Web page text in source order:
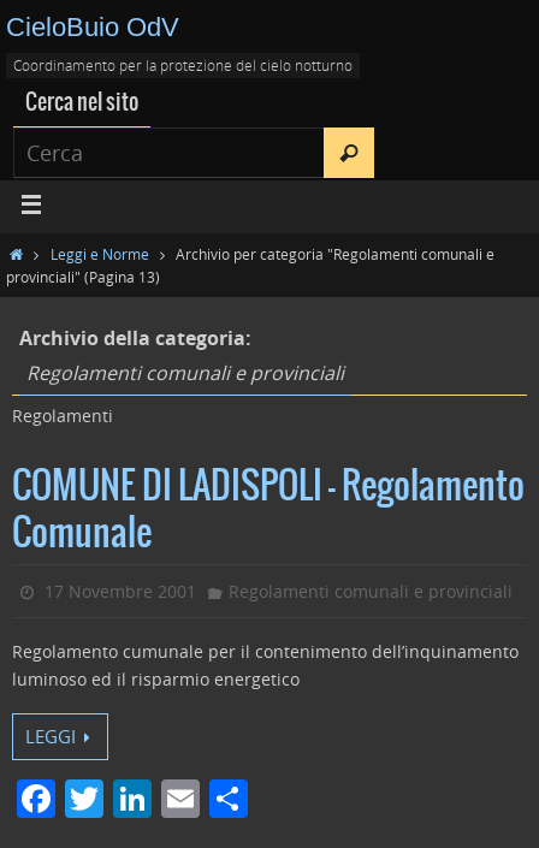
CieloBuio OdV
Coordinamento per la protezione del cielo notturno
Cerca nel sito
Leggi e Norme
Archivio per categoria "Regolamenti comunali e
provinciali" (Pagina 13)
Archivio della categoria:
Regolamenti comunali e provinciali
Regolamenti
COMUNE DI LADISPOLI – Regolamento
Comunale
17 Novembre 2001 Regolamenti comunali e provinciali
Regolamento cumunale per il contenimento dell’inquinamento
luminoso ed il risparmio energetico
LEGGI
F T Li E